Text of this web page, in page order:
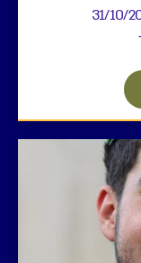
31/10/